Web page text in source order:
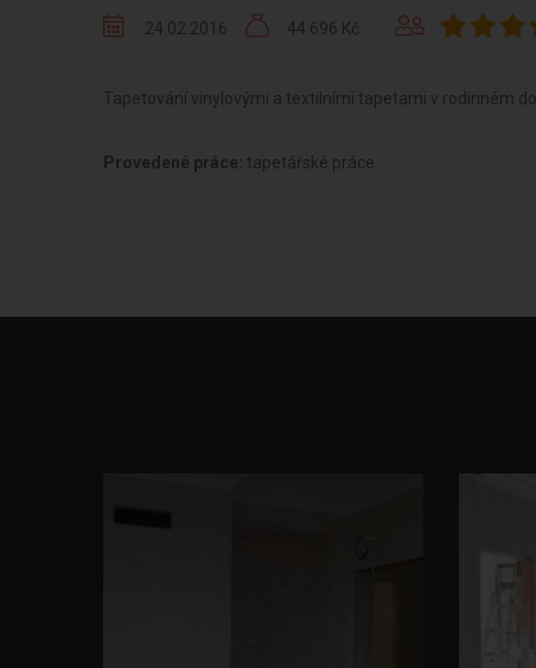
24.02.2016 44 696 Kč
Tapetování vinylovými a textilními tapetami v rodinném
Provedené práce: tapetářské práce